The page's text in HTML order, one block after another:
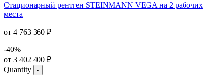
Стационарный рентген STEINMANN VEGA на 2 рабочих
места
от 4 763 360 ₽
-40%
от 3 402 400 ₽
Quantity
-